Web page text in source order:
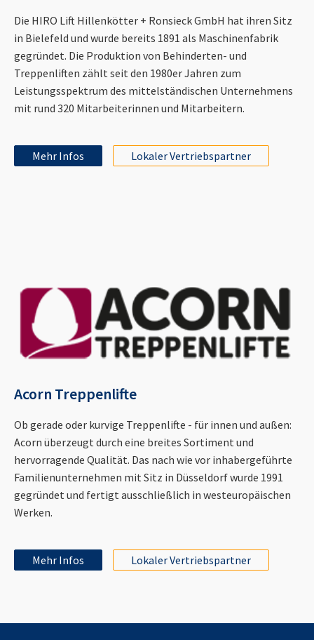
Die HIRO Lift Hillenkötter + Ronsieck GmbH hat ihren Sitz
in Bielefeld und wurde bereits 1891 als Maschinenfabrik
gegründet. Die Produktion von Behinderten- und
Treppenliften zählt seit den 1980er Jahren zum
Leistungsspektrum des mittelständischen Unternehmens
mit rund 320 Mitarbeiterinnen und Mitarbeitern.
Mehr Infos Lokaler Vertriebspartner
Acorn Treppenlifte
Ob gerade oder kurvige Treppenlifte - für innen und außen:
Acorn überzeugt durch eine breites Sortiment und
hervorragende Qualität. Das nach wie vor inhabergeführte
Familienunternehmen mit Sitz in Düsseldorf wurde 1991
gegründet und fertigt ausschließlich in westeuropäischen
Werken.
Mehr Infos Lokaler Vertriebspartner